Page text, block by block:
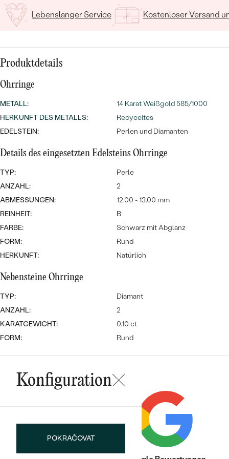
Meistverkaufte
Eheringe
ANSCHAUEN
MIT EDELSTEIN
NACH MATERIAL
GOLD
PLATIN
SILBER
Wave Kollektion
ANSEHEN
EDELSTEINSCHMUCK
SCHMUCK MIT LAB GROWN
DIAMANTEN
PERLENSCHMUCK
NACH STYL
MINIMALISTISCH
NACH ANLASS
NACH DER FARBE
NACH DER FORM
MASSGEFERTIGTER
DIAMANTEN
Meistverkaufte
Ohrrinnge
ANSEHEN
PREISWERTE
LUXURIÖSE
Personalisierte
Halsketten
LUXURIÖSE
Meistverkaufte
Ringe
ANSEHEN
Lebenslanger Service Kostenloser Versand
Produktdetails
Ohrringe
METALL:
14 Karat Weißgold 585/1000
HERKUNFT DES METALLS:
Recyceltes
EDELSTEIN:
Perlen und Diamanten
Details des eingesetzten Edelsteins Ohrringe
TYP:
Perle
ANZAHL:
2
ABMESSUNGEN:
12.00 - 13.00 mm
REINHEIT:
B
FARBE:
Schwarz mit Abglanz
FORM:
Rund
HERKUNFT:
Natürlich
Nebensteine Ohrringe
TYP:
Diamant
ANZAHL:
2
KARATGEWICHT:
0.10 ct
FORM:
Rund
Konfiguration
POKRAČOVAT